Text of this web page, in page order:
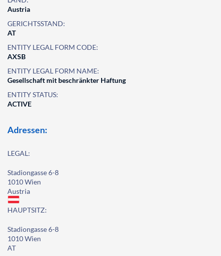
Austria
GERICHTSSTAND:
AT
ENTITY LEGAL FORM CODE:
AXSB
ENTITY LEGAL FORM NAME:
Gesellschaft mit beschränkter Haftung
ENTITY STATUS:
ACTIVE
Adressen:
LEGAL:
Stadiongasse 6-8
1010 Wien
Austria
HAUPTSITZ:
Stadiongasse 6-8
1010 Wien
AT